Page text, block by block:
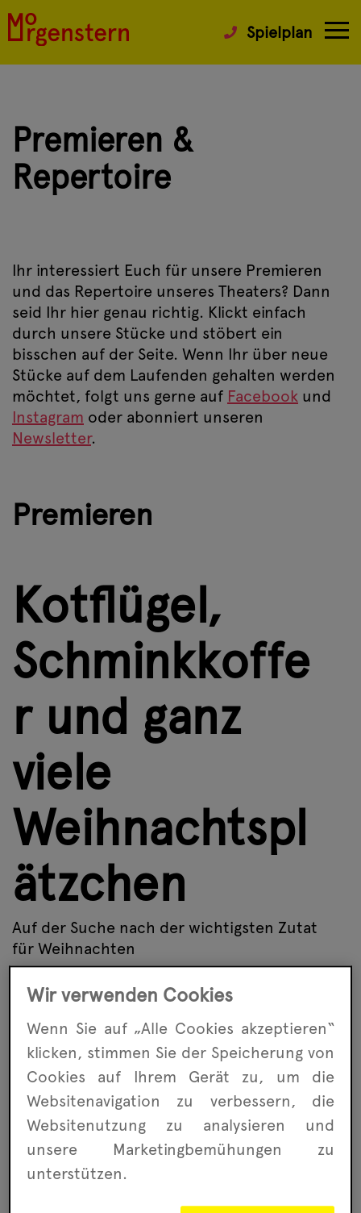
Spielplan
Premieren &
Repertoire
Ihr interessiert Euch für unsere Premieren
und das Repertoire unseres Theaters? Dann
seid Ihr hier genau richtig. Klickt einfach
durch unsere Stücke und stöbert ein
bisschen auf der Seite. Wenn Ihr über neue
Stücke auf dem Laufenden gehalten werden
möchtet, folgt uns gerne auf Facebook und
Instagram oder abonniert unseren
Newsletter.
Premieren
Kotflügel,
Schminkkoffe
r und ganz
viele
Weihnachtspl
ätzchen
Auf der Suche nach der wichtigsten Zutat
für Weihnachten
Weitere Infos
Wir verwenden Cookies
Wenn Sie auf „Alle Cookies akzeptieren“
klicken, stimmen Sie der Speicherung von
Cookies auf Ihrem Gerät zu, um die
Websitenavigation zu ver­bessern, die
Website­nutzung zu analysieren und
unsere Marketing­bemühungen zu
unterstützen.